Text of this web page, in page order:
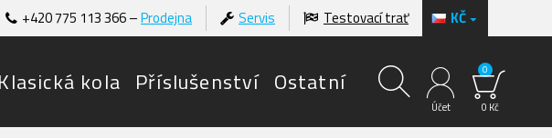
KČ
+420 775 113 366 –Prodejna Servis Testovací trať
Klasická kola Příslušenství Ostatní
Účet 0 Kč
0